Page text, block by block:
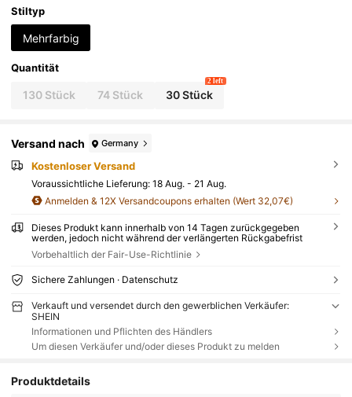
gsfeiern.
Stiltyp
Mehrfarbig
Quantität
130 Stück 74 Stück 30 Stück
2 left
Versand nach Germany
Kostenloser Versand
Voraussichtliche Lieferung: 18 Aug. - 21 Aug.
Anmelden & 12X Versandcoupons erhalten (Wert 32,07€)
Dieses Produkt kann innerhalb von 14 Tagen zurückgegeben
werden, jedoch nicht während der verlängerten Rückgabefrist
Vorbehaltlich der Fair-Use-Richtlinie
Sichere Zahlungen · Datenschutz
Verkauft und versendet durch den gewerblichen Verkäufer:
SHEIN
Informationen und Pflichten des Händlers
Um diesen Verkäufer und/oder dieses Produkt zu melden
Produktdetails